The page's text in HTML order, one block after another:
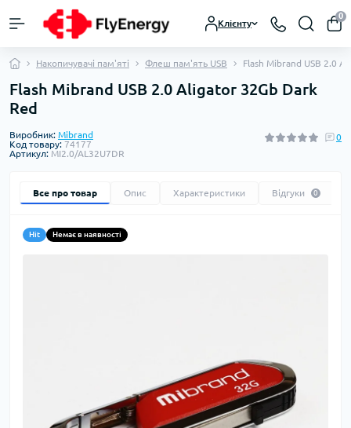
Клієнту
0
Накопичувачі пам'яті Флеш пам'ять USB Flash Mibrand USB 2.0
Flash Mibrand USB 2.0 Aligator 32Gb Dark
Red
Виробник: Mibrand
Код товару: 74177
Артикул: MI2.0/AL32U7DR
0
Все про товар Опис Характеристики Відгуки 0
Hit Немає в наявності